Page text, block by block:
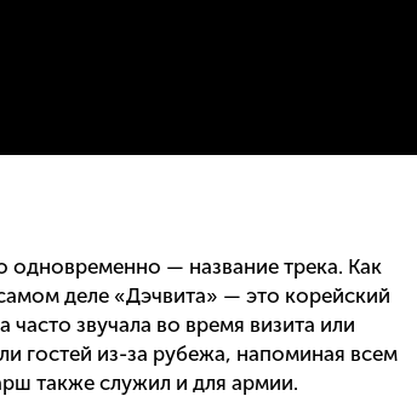
одновременно — название трека. Как
деле «Дэчвита» — это корейский
звучала во время визита или
гостей из-за рубежа, напоминая всем
также служил и для армии.